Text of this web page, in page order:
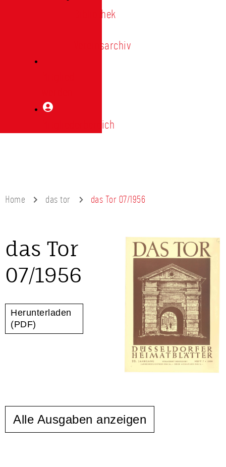
Bibliothek
Vereinsarchiv
Mitgliederbereich
Home das tor das Tor 07/1956
das Tor
07/1956
Herunterladen
(PDF)
Alle Ausgaben anzeigen